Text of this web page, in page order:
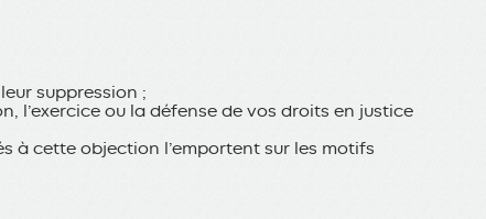
suppression ;
l’exercice ou la défense de vos droits en justice
à cette objection l’emportent sur les motifs